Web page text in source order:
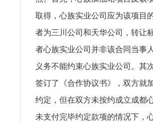
取得，心族实业公司应为该项目
者为三川公司和天华公司，转让
者心族实业公司并非该合同当事
义务不能约束心族实业公司。其
签订了《合作协议书》，双方就
约定，但在双方未按约成立成都
未支付完毕约定款项的情况下，